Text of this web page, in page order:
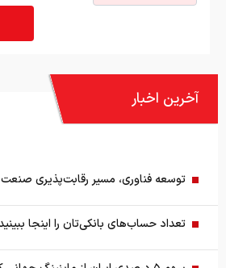
آخرین اخبار
توسعه فناوری، مسیر رقابت‌پذیری
تعداد حساب‌های بانکی‌تان را اینجا